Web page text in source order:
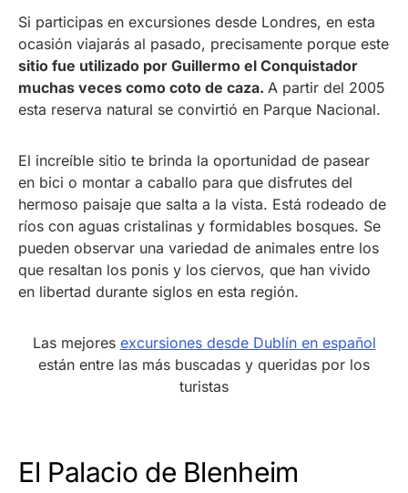
Si participas en excursiones desde Londres, en esta
ocasión viajarás al pasado, precisamente porque este
sitio fue utilizado por Guillermo el Conquistador
muchas veces como coto de caza. A partir del 2005
esta reserva natural se convirtió en Parque Nacional.
El increíble sitio te brinda la oportunidad de pasear
en bici o montar a caballo para que disfrutes del
hermoso paisaje que salta a la vista. Está rodeado de
ríos con aguas cristalinas y formidables bosques. Se
pueden observar una variedad de animales entre los
que resaltan los ponis y los ciervos, que han vivido
en libertad durante siglos en esta región.
Las mejores excursiones desde Dublín en español
están entre las más buscadas y queridas por los
turistas
El Palacio de Blenheim